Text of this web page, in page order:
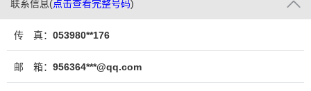
联系信息(点击查看完整号码)
传 真： 053980**176
邮 箱： 956364***@qq.com